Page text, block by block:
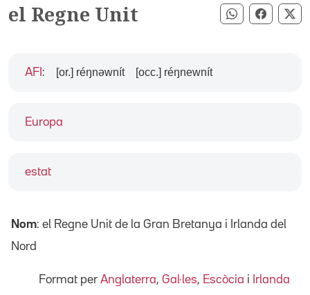
el Regne Unit Compartir
Europa
estat
AFI : [or.] réŋnəwnít [occ.] réŋnewnít
Nom: el Regne Unit de la Gran Bretanya i Irlanda del
Nord
Format per Anglaterra, Gal·les, Escòcia i
Irlanda